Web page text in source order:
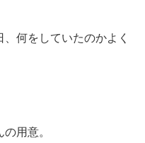
何をしていたのかよく
用意。